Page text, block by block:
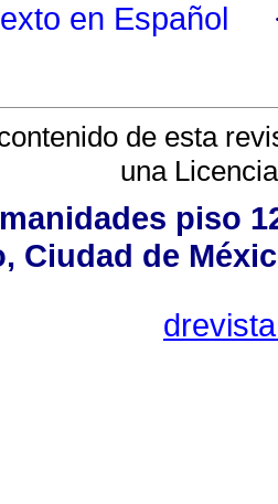
en Español
de esta
una
piso
Ciudad de